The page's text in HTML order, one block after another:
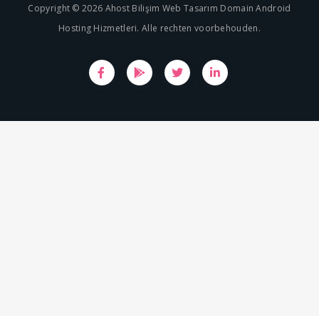
Copyright © 2026 Ahost Bilişim Web Tasarım Domain Android
Hosting Hizmetleri. Alle rechten voorbehouden.